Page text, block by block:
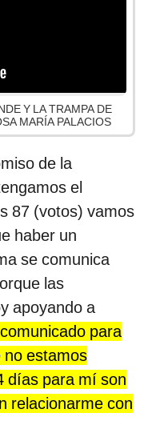
Y LA TRAMPA DE
MARÍA PALACIOS
de la
el
87 (votos) vamos
haber un
se comunica
las
apoyando a
para
no estamos
días para mí son
relacionarme con